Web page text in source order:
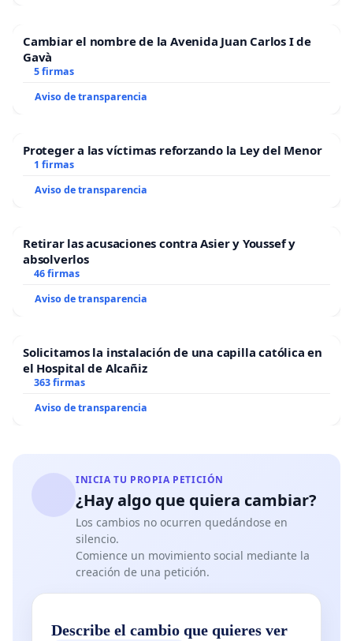
Cambiar el nombre de la Avenida Juan Carlos I de
Gavà
5 firmas
Aviso de transparencia
Proteger a las víctimas reforzando la Ley del Menor
1 firmas
Aviso de transparencia
Retirar las acusaciones contra Asier y Youssef y
absolverlos
46 firmas
Aviso de transparencia
Solicitamos la instalación de una capilla católica en
el Hospital de Alcañiz
363 firmas
Aviso de transparencia
INICIA TU PROPIA PETICIÓN
¿Hay algo que quiera cambiar?
Los cambios no ocurren quedándose en
silencio.
Comience un movimiento social mediante la
creación de una petición.
Describe el cambio que quieres ver